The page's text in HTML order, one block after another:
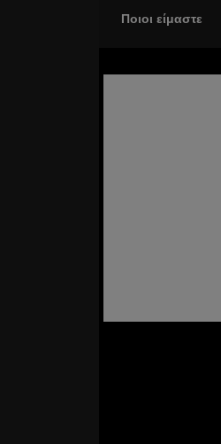
Ποιοι είμαστε